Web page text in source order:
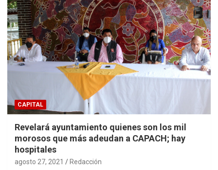
CAPITAL
Revelará ayuntamiento quienes son los mil
morosos que más adeudan a CAPACH; hay
hospitales
agosto 27, 2021 Redacción